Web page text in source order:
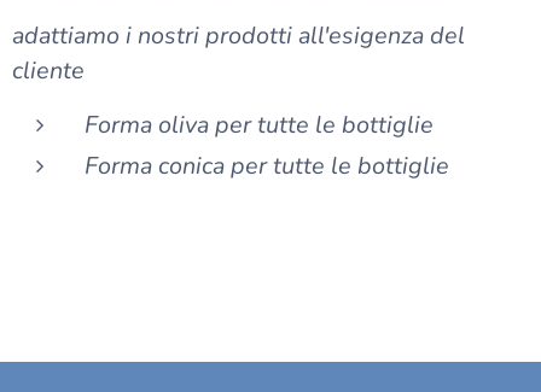
adattiamo i nostri prodotti all'esigenza del
cliente
Forma oliva per tutte le bottiglie
Forma conica per tutte le bottiglie